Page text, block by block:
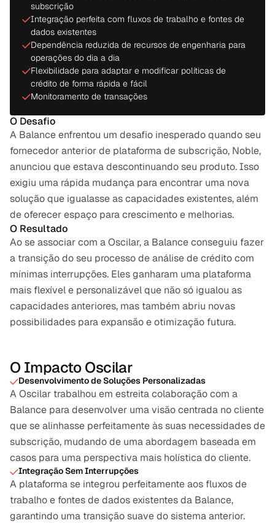
subscrição
Integração perfeita com fluxos de trabalho e fontes de
dados existentes
Dependência reduzida de recursos de engenharia para
operações do dia a dia
Flexibilidade para adaptar e modificar políticas de
crédito de forma rápida e fácil
Monitoramento de transações
O Desafio
A Balance enfrentou um desafio inesperado quando seu
fornecedor anterior de plataforma de subscrição, Noble,
anunciou que estava descontinuando seu produto. Isso
exigiu uma rápida mudança para encontrar uma nova
solução que igualasse as capacidades existentes, além
de oferecer espaço para crescimento e melhorias.
O Resultado
Ao se associar com a Oscilar, a Balance conseguiu fazer
a transição do seu processo de análise de crédito com
mínimas interrupções. Eles ganharam uma plataforma
mais flexível e personalizável que não só igualou as
capacidades anteriores, mas também abriu novas
possibilidades para expansão e otimização futura.
O Impacto Oscilar
Desenvolvimento de Soluções Personalizadas
A Oscilar trabalhou em estreita colaboração com a
Balance para desenvolver uma visão centrada no cliente
que se alinhasse perfeitamente às suas necessidades de
subscrição, mudando de uma abordagem baseada em
casos para uma perspectiva mais holística do cliente.
Integração Sem Interrupções
A plataforma se integrou perfeitamente aos fluxos de
trabalho e fontes de dados existentes da Balance,
garantindo uma transição suave do sistema anterior.